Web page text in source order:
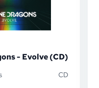
- Evolve (CD)
CD